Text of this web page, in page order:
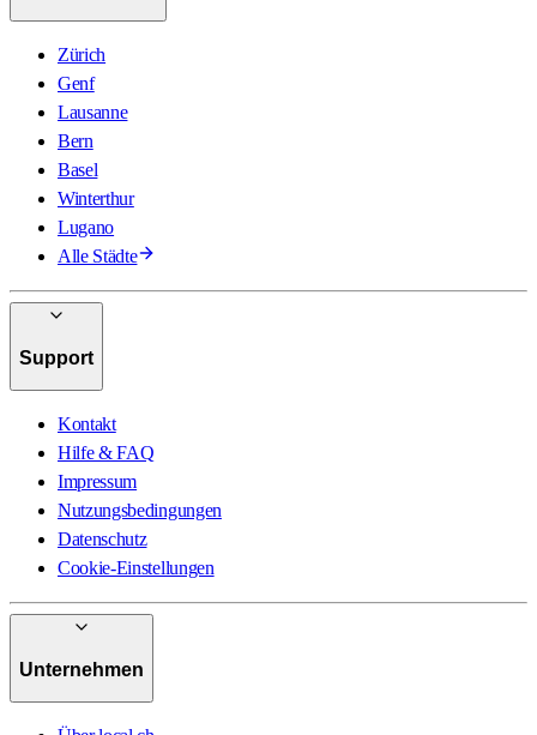
Zürich
Genf
Lausanne
Bern
Basel
Winterthur
Lugano
Alle Städte
Support
Kontakt
Hilfe & FAQ
Impressum
Nutzungsbedingungen
Datenschutz
Cookie-Einstellungen
Unternehmen